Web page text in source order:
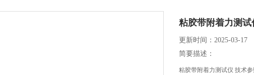
粘胶带附着力测
更新时间：2025-03-17
简要描述：
粘胶带附着力测试仪 技术参